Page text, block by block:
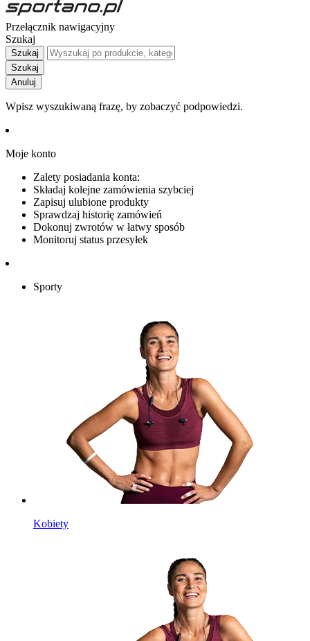
Przełącznik nawigacyjny
Szukaj
Szukaj
Szukaj
Anuluj
Wpisz wyszukiwaną frazę, by zobaczyć podpowiedzi.
Moje konto
Zalety posiadania konta:
Składaj kolejne zamówienia szybciej
Zapisuj ulubione produkty
Sprawdzaj historię zamówień
Dokonuj zwrotów w łatwy sposób
Monitoruj status przesyłek
Sporty
Kobiety